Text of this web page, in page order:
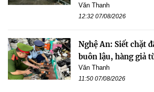
Văn Thanh
12:32 07/08/2026
Nghệ An: Siết chặt
buôn lậu, hàng giả
Văn Thanh
11:50 07/08/2026